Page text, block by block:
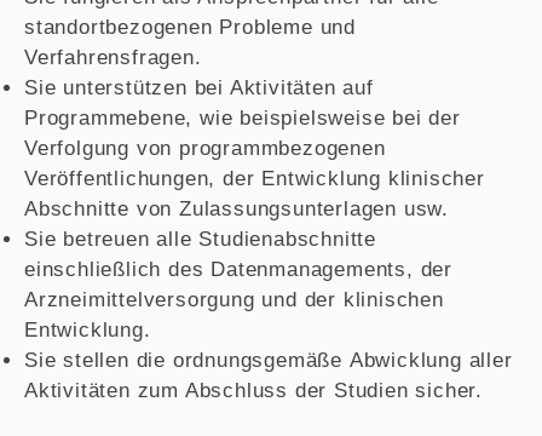
standortbezogenen Probleme und
Verfahrensfragen.
Sie unterstützen bei Aktivitäten auf
Programmebene, wie beispielsweise bei der
Verfolgung von programmbezogenen
Veröffentlichungen, der Entwicklung klinischer
Abschnitte von Zulassungsunterlagen usw.
Sie betreuen alle Studienabschnitte
einschließlich des Datenmanagements, der
Arzneimittelversorgung und der klinischen
Entwicklung.
Sie stellen die ordnungsgemäße Abwicklung aller
Aktivitäten zum Abschluss der Studien sicher.